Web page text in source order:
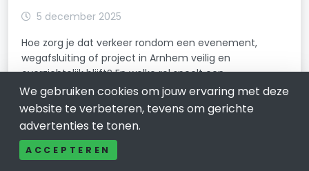
5 december 2025
Hoe zorg je dat verkeer rondom een evenement,
wegafsluiting of project in Arnhem veilig en
overzichtelijk blijft? En welke rol speelt een
Verkeersregelaar daar precies in?
LEES VERDER
We gebruiken cookies om jouw ervaring met deze
website te verbeteren, tevens om gerichte
advertenties te tonen.
ACCEPTEREN